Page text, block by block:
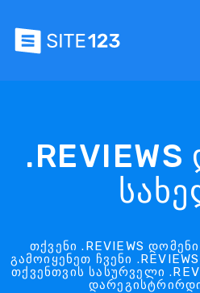
თქვენი .REVIEWS
გამოიყენეთ ჩვენი
თქვენთვის სასურველი